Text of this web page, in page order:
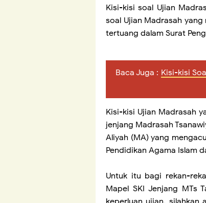
Kisi-kisi soal Ujian
soal Ujian Madrasah
tertuang dalam Surat
Baca Juga : Kisi-kisi
Kisi-kisi Ujian Madrasah
jenjang Madrasah
Aliyah (MA) yang
Pendidikan Agama Islam
Untuk itu bagi rekan-
Mapel SKI Jenjang MTs